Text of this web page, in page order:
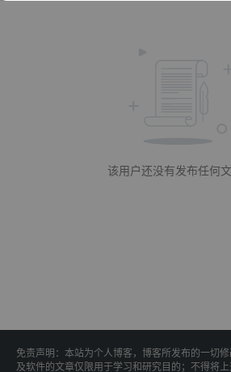
该用户还没有发布任何文
免责声明：本站为个人博客，博客所发布的一切
及软件的文章仅限用于学习和研究目的；不得将